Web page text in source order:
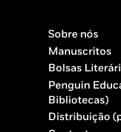
Sobre nós
Manuscritos
Bolsas
Penguin
Bibliotecas)
Distribuição